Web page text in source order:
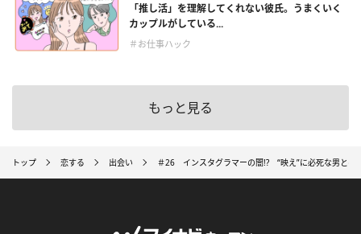
「推し活」を理解してくれない彼氏。うまくいく
カップルがしている...
＃お仕事ハック
もっと見る
トップ 恋する 出会い ＃26 インスタグラマーの闇!? “映え”に必死な男との